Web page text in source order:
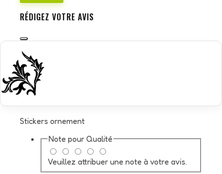
RÉDIGEZ VOTRE AVIS
Stickers ornement
Note pour Qualité
Veuillez attribuer une note à votre avis.